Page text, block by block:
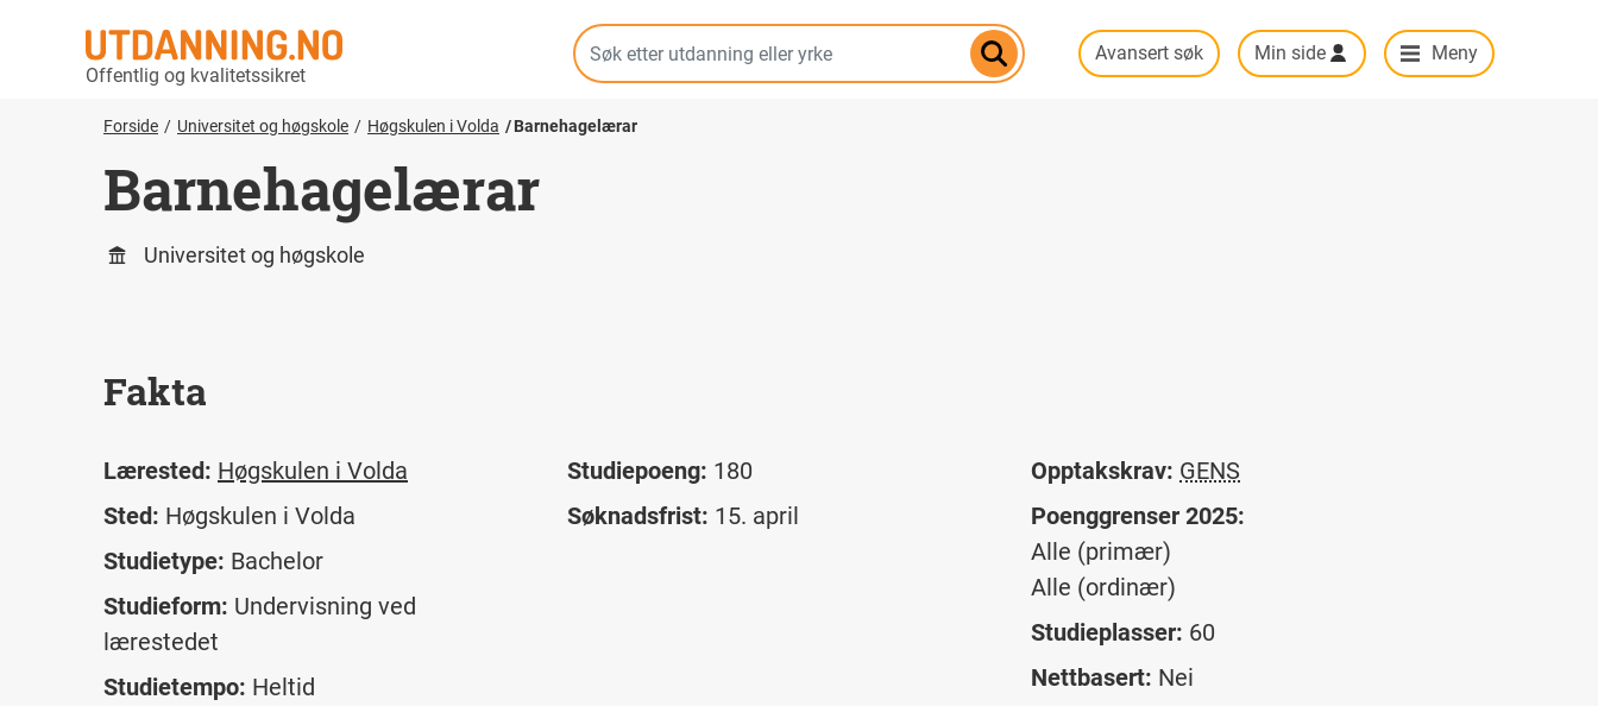
hovedinnhold
Offentlig og kvalitetssikret
Avansert søk Min side Meny
Forside Universitet og høgskole Høgskulen i Volda Barnehagelærar
Barnehagelærar
Universitet og høgskole
Fakta
Lærested: Høgskulen i Volda
Sted: Høgskulen i Volda
Studietype: Bachelor
Studieform: Undervisning ved
lærestedet
Studietempo: Heltid
Studiepoeng: 180
Søknadsfrist: 15. april
Opptakskrav: GENS
Poenggrenser 2025:
Alle (primær)
Alle (ordinær)
Studieplasser: 60
Nettbasert: Nei